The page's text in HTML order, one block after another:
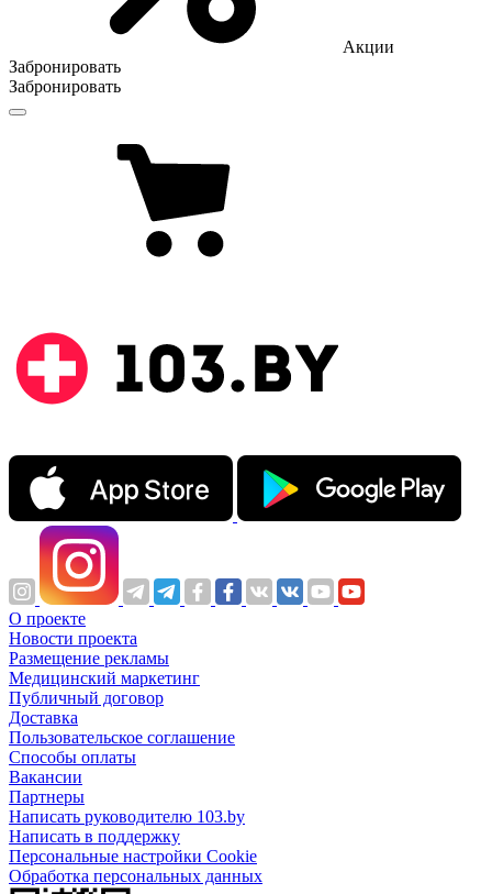
Акции
Забронировать
Забронировать
О проекте
Новости проекта
Размещение рекламы
Медицинский маркетинг
Публичный договор
Доставка
Пользовательское соглашение
Способы оплаты
Вакансии
Партнеры
Написать руководителю 103.by
Написать в поддержку
Персональные настройки Cookie
Обработка персональных данных